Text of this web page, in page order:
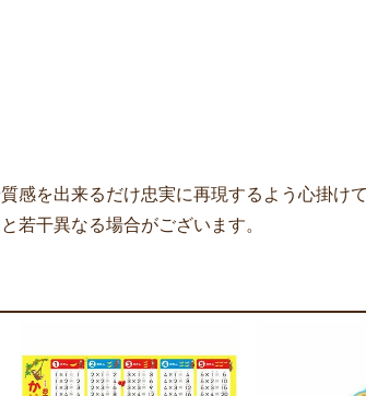
感を出来るだけ忠実に再現するよう心掛け
若干異なる場合がございます。